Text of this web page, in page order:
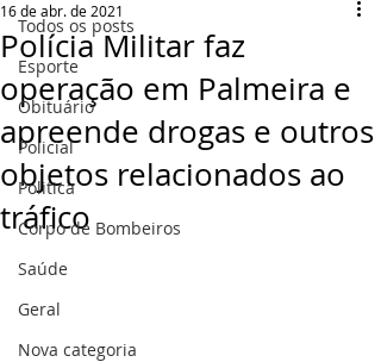
Todos os posts
Esporte
Obituário
Policial
Politica
Corpo de Bombeiros
Saúde
Geral
Nova categoria
Polícia Militar faz
operação em Palmeira e
apreende drogas e outros
objetos relacionados ao
tráfico
16 de abr. de 2021